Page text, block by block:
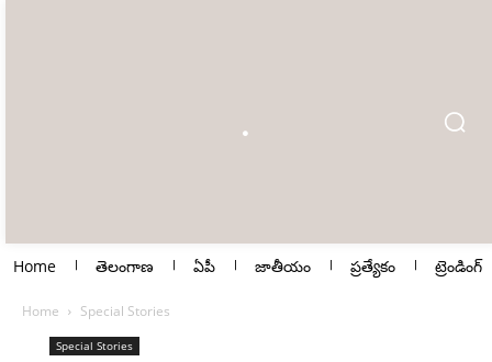
Home తెలంగాణ ఏపీ జాతీయం ప్రత్యేకం ట్రెండింగ్
Home Special Stories
Special Stories